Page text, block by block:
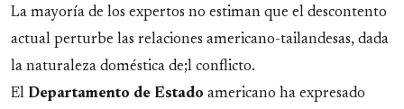
La mayoría de los expertos no estiman que el descontento
actual perturbe las relaciones americano-tailandesas, dada
la naturaleza doméstica de;l conflicto.
El Departamento de Estado americano ha expresado